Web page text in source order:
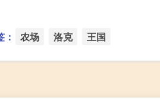
农场 洛克 王国